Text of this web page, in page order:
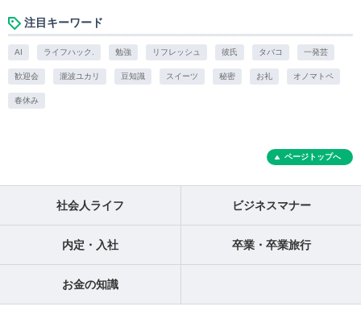
注目キーワード
AI ライフハック. 勉強 リフレッシュ 彼氏 タバコ 一発芸
歓迎会 瀧波ユカリ 豆知識 スイーツ 秘密 お礼 オノマトペ
春休み
ページトップへ
社会人ライフ ビジネスマナー
内定・入社 卒業・卒業旅行
お金の知識